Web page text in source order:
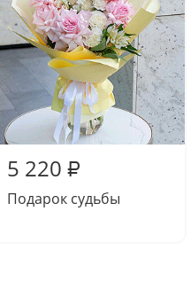
5 220 ₽
Подарок судьбы